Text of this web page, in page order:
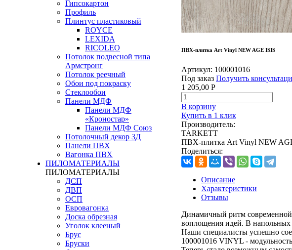
Гипсокартон
Профиль
Плинтус пластиковый
ROYCE
LEXIDA
RICOLEO
Потолок подвесной типа
Армстронг
Потолок реечный
Обои под покраску
Стеклообои
Панели МДФ
Панели МДФ
«Кроностар»
Панели МДФ Союз
Потолочный декор 3Д
Панели ПВХ
Вагонка ПВХ
ПИЛОМАТЕРИАЛЫ
ПИЛОМАТЕРИАЛЫ
ДСП
ДВП
ОСП
Евровагонка
Доска обрезная
Уголок клееный
Брус
Бруски
ПВХ-плитка Art Vinyl NEW AGE ISIS
Артикул: 100001016
Под заказ Получить
1 205,00 Р
В корзину
Купить в 1 клик
Производитель:
TARKETT
ПВХ-плитка Art Vinyl NEW
Поделиться:
Описание
Характеристики
Отзывы
Динамичный ритм современной
воплощения идей. В напольных
Наши специалисты успешно
100001016 VINYL -